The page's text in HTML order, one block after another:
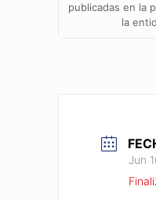
publicadas en la
la
Jun